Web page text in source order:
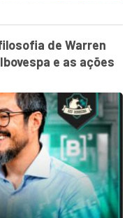
de Warren
e as ações